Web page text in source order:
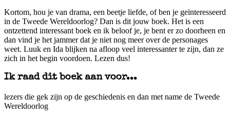
Kortom, hou je van drama, een beetje liefde, of ben je geïnteresseerd
in de Tweede Wereldoorlog? Dan is dit jouw boek. Het is een
ontzettend interessant boek en ik beloof je, je bent er zo doorheen en
dan vind je het jammer dat je niet nog meer over de personages
weet. Luuk en Ida blijken na afloop veel interessanter te zijn, dan ze
zich in het begin voordoen. Lezen dus!
Ik raad dit boek aan voor...
lezers die gek zijn op de geschiedenis en dan met name de Tweede
Wereldoorlog